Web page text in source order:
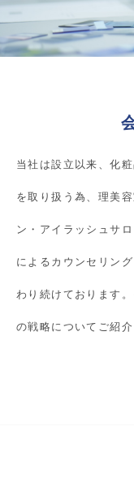
当社は設立以来、化
を取り扱う為、理美
ン・アイラッシュサ
によるカウンセリン
わり続けております
の戦略についてご紹介